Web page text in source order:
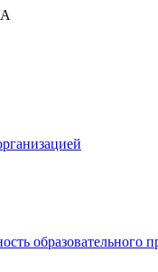
образовательного